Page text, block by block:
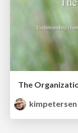
kimpetersen